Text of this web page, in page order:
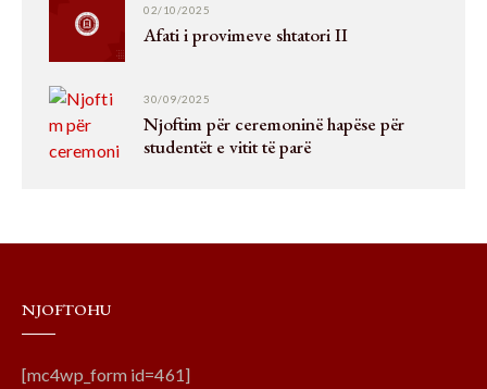
02/10/2025
Afati i provimeve shtatori II
30/09/2025
Njoftim për ceremoninë hapëse për
studentët e vitit të parë
NJOFTOHU
[mc4wp_form id=461]